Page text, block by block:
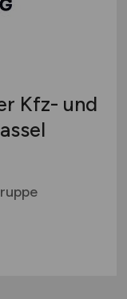
Kfz- und